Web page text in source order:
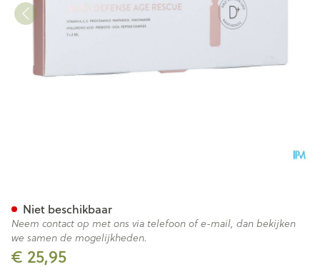
€ 25,95
Niet beschikbaar
Neem contact op met ons via telefoon of e-mail, dan bekijken
we samen de mogelijkheden.